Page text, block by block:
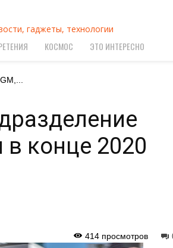
гаджеты, технологии
КОСМОС ЭТО ИНТЕРЕСНО
в конце 2020
414 просмотров